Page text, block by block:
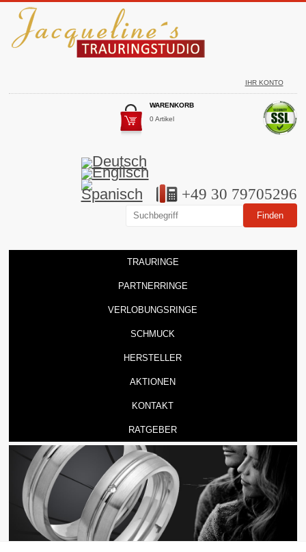
IHR KONTO
WARENKORB
0 Artikel
+49 30 79705296
TRAURINGE
PARTNERRINGE
VERLOBUNGSRINGE
SCHMUCK
HERSTELLER
AKTIONEN
KONTAKT
RATGEBER